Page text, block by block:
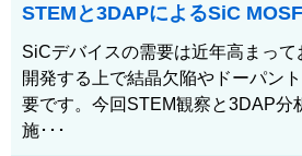
STEMと3DAPによるSiC
SiCデバイスの需要は近年高まっ
開発する上で結晶欠陥やドーパン
要です。今回STEM観察と3DAP分
施･･･